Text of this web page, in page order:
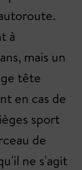
à
mais un
tête
en cas de
sport
de
ne s'agit